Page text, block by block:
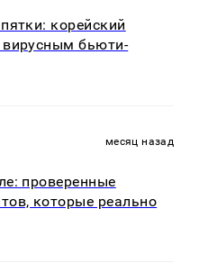
корейский
бьюти-
месяц назад
проверенные
которые реально